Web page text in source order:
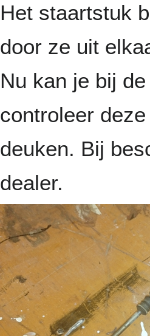
Het staartstuk
door ze uit
Nu kan je bij
controleer
deuken. Bij
dealer.